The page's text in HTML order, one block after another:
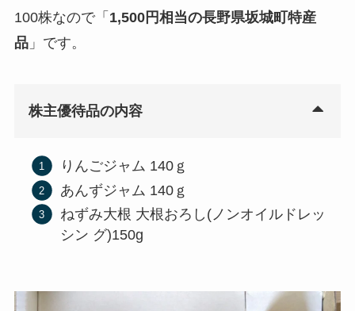
100株なので「 1,500円相当の長野県坂城町特産
品」です。
株主優待品の内容
りんごジャム 140ｇ
あんずジャム 140ｇ
ねずみ大根 大根おろし(ノンオイルドレッ
シン グ)150g